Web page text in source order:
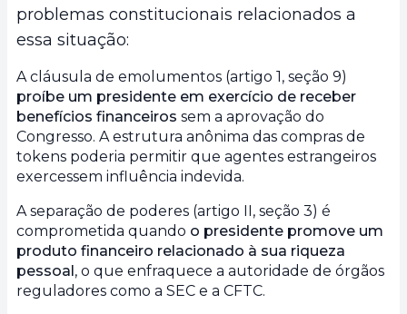
problemas constitucionais relacionados a
essa situação:
A cláusula de emolumentos (artigo 1, seção 9)
proíbe um presidente em exercício de receber
benefícios financeiros sem a aprovação do
Congresso. A estrutura anônima das compras de
tokens poderia permitir que agentes estrangeiros
exercessem influência indevida.
A separação de poderes (artigo II, seção 3) é
comprometida quando o presidente promove um
produto financeiro relacionado à sua riqueza
pessoal, o que enfraquece a autoridade de órgãos
reguladores como a SEC e a CFTC.